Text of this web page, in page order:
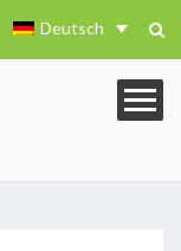
Deutsch